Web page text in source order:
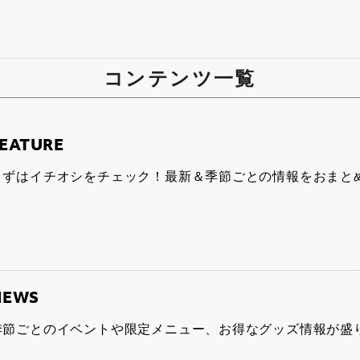
コンテンツ一覧
ずはイチオシをチェック！最新＆季節ごとの情報をおまと
節ごとのイベントや限定メニュー、お得なグッズ情報が盛